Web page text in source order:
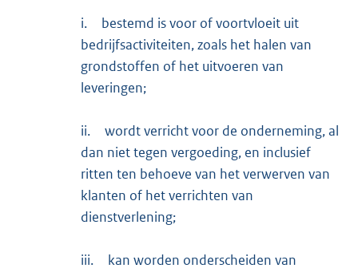
i.
bestemd is voor of voortvloeit uit
bedrijfsactiviteiten, zoals het halen van
grondstoffen of het uitvoeren van
leveringen;
ii.
wordt verricht voor de onderneming, al
dan niet tegen vergoeding, en inclusief
ritten ten behoeve van het verwerven van
klanten of het verrichten van
dienstverlening;
iii.
kan worden onderscheiden van